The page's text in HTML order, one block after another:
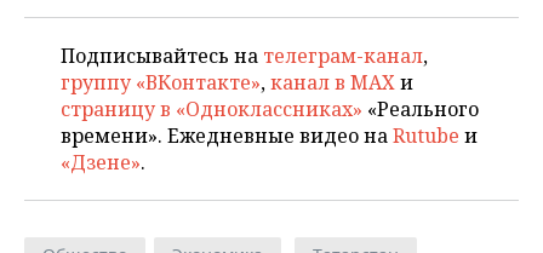
ВОДНЫЕ ВИДЫ СПОРТА
ХОККЕЙ С МЯЧОМ
ОБРАЗОВАНИЕ
ПРОИСШЕСТВИЯ
Подписывайтесь на телеграм-канал,
группу «ВКонтакте»,канал в MAXи
страницу в «Одноклассниках» «Реального
времени». Ежедневные видео наRutube и
«Дзене».